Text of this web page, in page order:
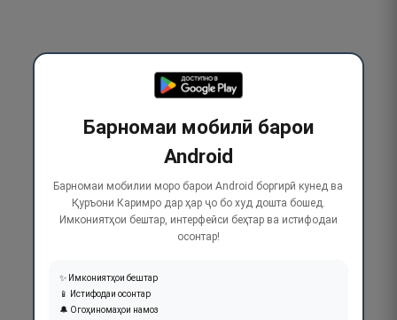
Барномаи мобилӣ барои
Android
Барномаи мобилии моро барои Android боргирӣ кунед ва
Қуръони Каримро дар ҳар ҷо бо худ дошта бошед.
Имкониятҳои бештар, интерфейси беҳтар ва истифодаи
осонтар!
✨ Имкониятҳои бештар
📱 Истифодаи осонтар
🔔 Огоҳиномаҳои намоз